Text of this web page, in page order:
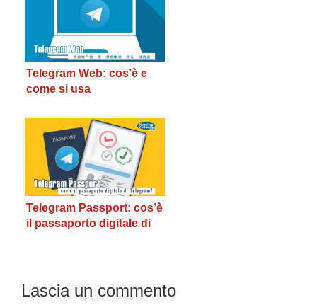
Telegram Web: cos’è e
come si usa
Telegram Passport: cos’è
il passaporto digitale di
Interazioni
Lascia un commento